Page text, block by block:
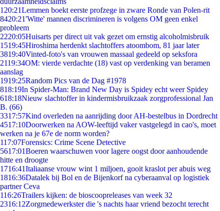
1 20:21Lemmen boekt eerste profzege in zware Ronde van Polen-rit
8420:21'Witte' mannen discrimineren is volgens OM geen enkel
probleem
2220:05Huisarts per direct uit vak gezet om ernstig alcoholmisbruik
1519:45Hiroshima herdenkt slachtoffers atoombom, 81 jaar later
3819:40Vinted-foto's van vrouwen massaal gedeeld op seksfora
2119:34OM: vierde verdachte (18) vast op verdenking van beramen
aanslag
1919:25Random Pics van de Dag #1978
818:19In Spider-Man: Brand New Day is Spidey echt weer Spidey
618:18Nieuw slachtoffer in kindermisbruikzaak zorgprofessional Jan
B. (66)
3317:57Kind overleden na aanrijding door AH-bestelbus in Dordrecht
4517:10Doorwerken na AOW-leeftijd vaker vastgelegd in cao's, moet
werken na je 67e de norm worden?
117:07Forensics: Crime Scene Detective
5617:01Boeren waarschuwen voor lagere oogst door aanhoudende
hitte en droogte
1716:41Italiaanse vrouw wint 1 miljoen, gooit kraslot per abuis weg
1816:36Datalek bij Bol en de Bijenkorf na cyberaanval op logistiek
partner Ceva
116:26Trailers kijken: de bioscoopreleases van week 32
2316:12Zorgmedewerkster die 's nachts haar vriend bezocht terecht